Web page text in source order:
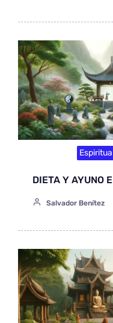
DIETA Y AYUNO
Salvador Benítez